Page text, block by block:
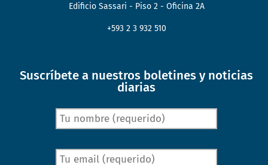
Edificio Sassari - Piso 2 - Oficina 2A
+593 2 3 932 510
Suscríbete a nuestros boletines y noticias
diarias